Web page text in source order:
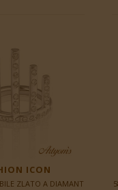
ICON
ZLATO A DIAMANT